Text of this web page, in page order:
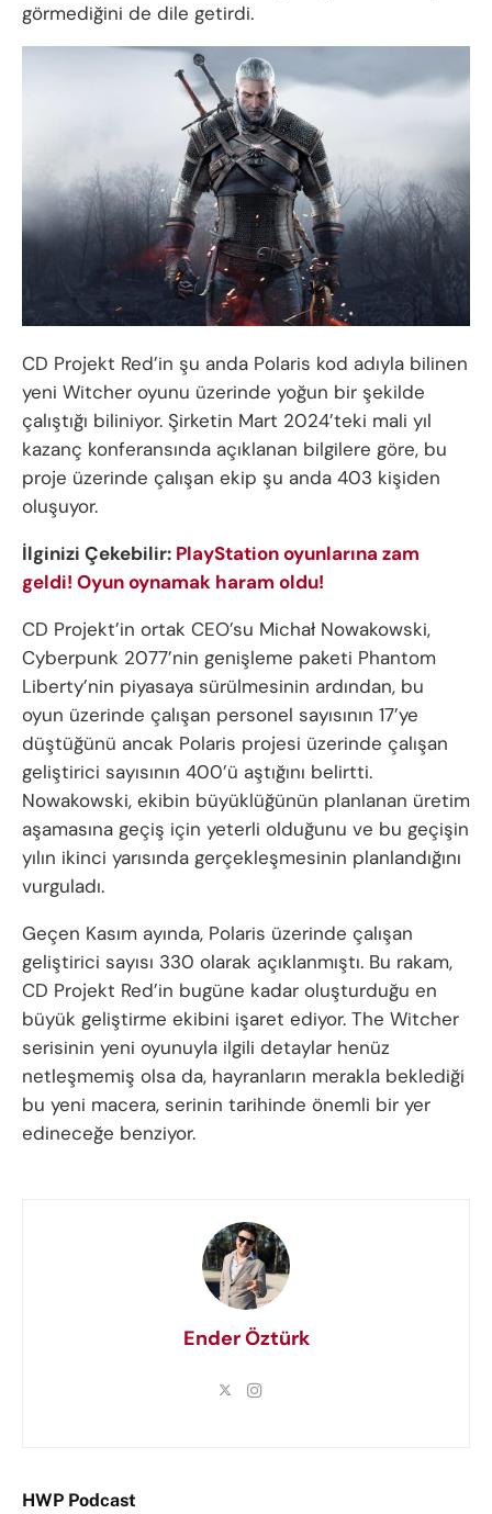
görmediğini de dile getirdi.
CD Projekt Red’in şu anda Polaris kod adıyla bilinen
yeni Witcher oyunu üzerinde yoğun bir şekilde
çalıştığı biliniyor. Şirketin Mart 2024’teki mali yıl
kazanç konferansında açıklanan bilgilere göre, bu
proje üzerinde çalışan ekip şu anda 403 kişiden
oluşuyor.
İlginizi Çekebilir: PlayStation oyunlarına zam
geldi! Oyun oynamak haram oldu!
CD Projekt’in ortak CEO’su Michał Nowakowski,
Cyberpunk 2077’nin genişleme paketi Phantom
Liberty’nin piyasaya sürülmesinin ardından, bu
oyun üzerinde çalışan personel sayısının 17’ye
düştüğünü ancak Polaris projesi üzerinde çalışan
geliştirici sayısının 400’ü aştığını belirtti.
Nowakowski, ekibin büyüklüğünün planlanan üretim
aşamasına geçiş için yeterli olduğunu ve bu geçişin
yılın ikinci yarısında gerçekleşmesinin planlandığını
vurguladı.
Geçen Kasım ayında, Polaris üzerinde çalışan
geliştirici sayısı 330 olarak açıklanmıştı. Bu rakam,
CD Projekt Red’in bugüne kadar oluşturduğu en
büyük geliştirme ekibini işaret ediyor. The Witcher
serisinin yeni oyunuyla ilgili detaylar henüz
netleşmemiş olsa da, hayranların merakla beklediği
bu yeni macera, serinin tarihinde önemli bir yer
edineceğe benziyor.
Ender Öztürk
HWP Podcast